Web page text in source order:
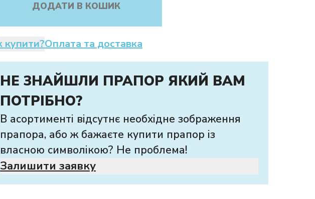
ДОДАТИ В КОШИК
Як купити?Оплата та доставка
НЕ ЗНАЙШЛИ ПРАПОР ЯКИЙ ВАМ
ПОТРІБНО?
В асортименті відсутнє необхідне зображення
прапора, або ж бажаєте купити прапор із
власною символікою? Не проблема!
Залишити заявку